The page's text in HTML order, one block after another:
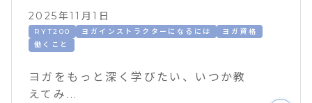
2025年11月1日
RYT200 ヨガインストラクターになるには
ヨガ資格
働くこと
ヨガをもっと深く学びたい、いつか教
えてみ...